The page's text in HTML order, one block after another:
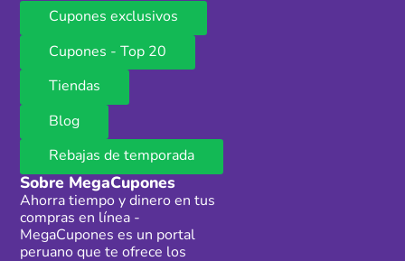
Cupones exclusivos
Cupones - Top 20
Tiendas
Blog
Rebajas de temporada
Sobre MegaCupones
Ahorra tiempo y dinero en tus
compras en línea -
MegaCupones es un portal
peruano que te ofrece los